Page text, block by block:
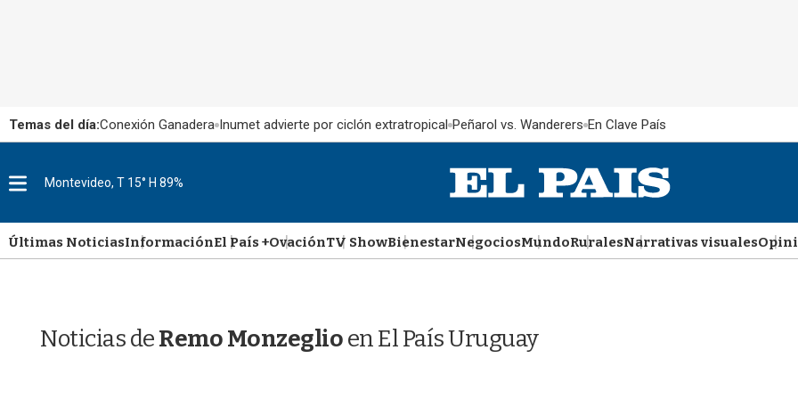
Temas del día:Conexión Ganadera Inumet advierte por ciclón extratropical Peñarol vs. Wanderers En Clave País
M
u
Montevideo, T 15° H 89%
Últimas NoticiasInformaciónEl País +OvaciónTV ShowBienestarNegociosMundoRuralesNarrativas visuales
Noticias deRemo Monzeglioen El País Uruguay